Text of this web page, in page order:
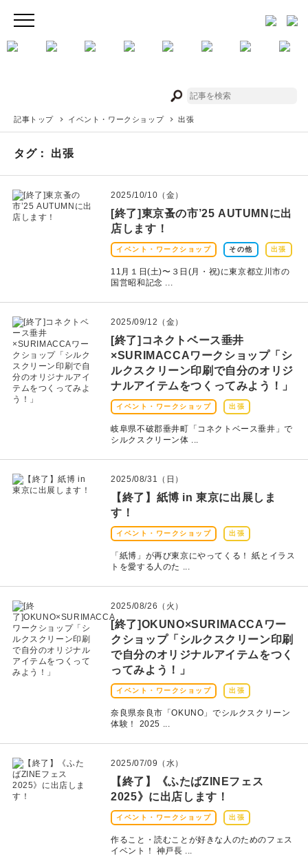
イベント
紙
本
はんこ
おすすめ特集
イベント・ワークショップ
ギャラリー
おしらせ
記事トップ イベント・ワークショップ 出張
タグ： 出張
2025/10/10（金）
[終了]東京蚤の市’25 AUTUMNに出
店します！
イベント・ワークショップ その他 出張
11月１日(土)〜３日(月・祝)に東京都立川市の
国営昭和記念 ...
2025/09/12（金）
[終了]コネクトベース垂井
×SURIMACCAワークショップ「シ
ルクスクリーン印刷で自分のオリジ
ナルアイテムをつくってみよう！」
イベント・ワークショップ 出張
岐阜県不破郡垂井町「コネクトベース垂井」で
シルクスクリーン体 ...
2025/08/31（日）
【終了】紙博 in 東京に出展しま
す！
イベント・ワークショップ 出張
「紙博」が再び東京にやってくる！ 紙とイラス
トを愛する人のた ...
2025/08/26（火）
[終了]OKUNO×SURIMACCAワー
クショップ「シルクスクリーン印刷
で自分のオリジナルアイテムをつく
ってみよう！」
イベント・ワークショップ 出張
奈良県奈良市「OKUNO」でシルクスクリーン
体験！ 2025 ...
2025/07/09（水）
【終了】《ふたばZINEフェス
2025》に出店します！
イベント・ワークショップ 出張
作ること・読むことが好きな人のためのフェス
イベント！ 神戸長 ...